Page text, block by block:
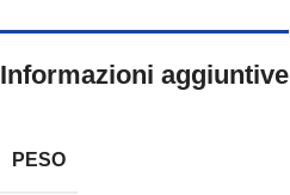
Informazioni aggiuntive
PESO